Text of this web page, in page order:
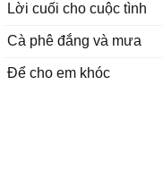
Lời cuối cho cuộc tình
Cà phê đắng và mưa
Để cho em khóc